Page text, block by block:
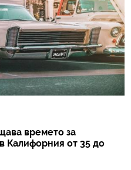
времето за
Калифорния от 35 до